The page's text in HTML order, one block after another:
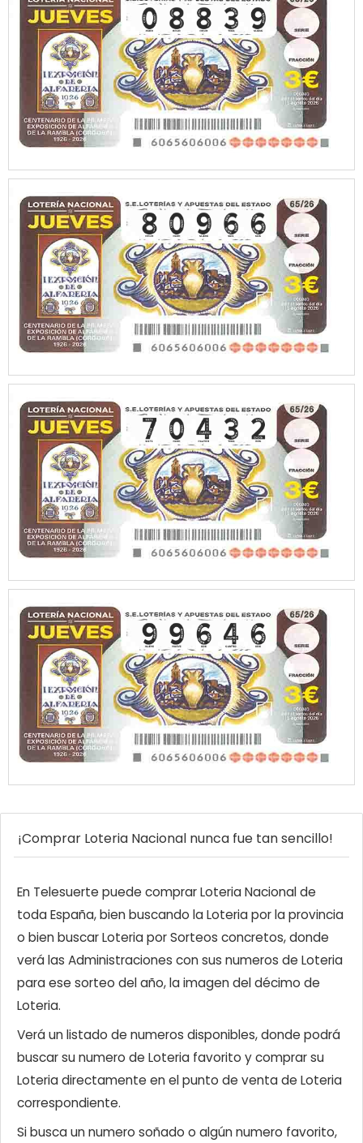
¡Comprar Loteria Nacional nunca fue tan sencillo!
En Telesuerte puede comprar Loteria Nacional de
toda España, bien buscando la Loteria por la provincia
o bien buscar Loteria por Sorteos concretos, donde
verá las Administraciones con sus numeros de Loteria
para ese sorteo del año, la imagen del décimo de
Loteria.
Verá un listado de numeros disponibles, donde podrá
buscar su numero de Loteria favorito y comprar su
Loteria directamente en el punto de venta de Loteria
correspondiente.
Si busca un numero soñado o algún numero favorito,